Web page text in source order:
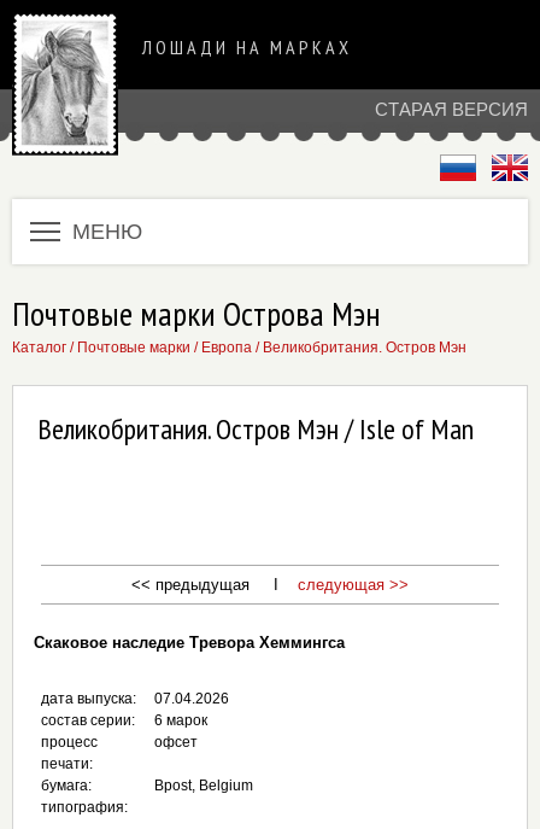
СТАРАЯ ВЕРСИЯ
ЛОШАДИ НА МАРКАХ
МЕНЮ
Почтовые марки Острова Мэн
Каталог / Почтовые марки / Европа / Великобритания. Остров Мэн
Великобритания. Остров Мэн / Isle of Man
<< предыдущая I следующая >>
Скаковое наследие Тревора Хеммингса
дата выпуска:
состав серии:
процесс
печати:
бумага:
типография:
07.04.2026
6 марок
офсет
Bpost, Belgium